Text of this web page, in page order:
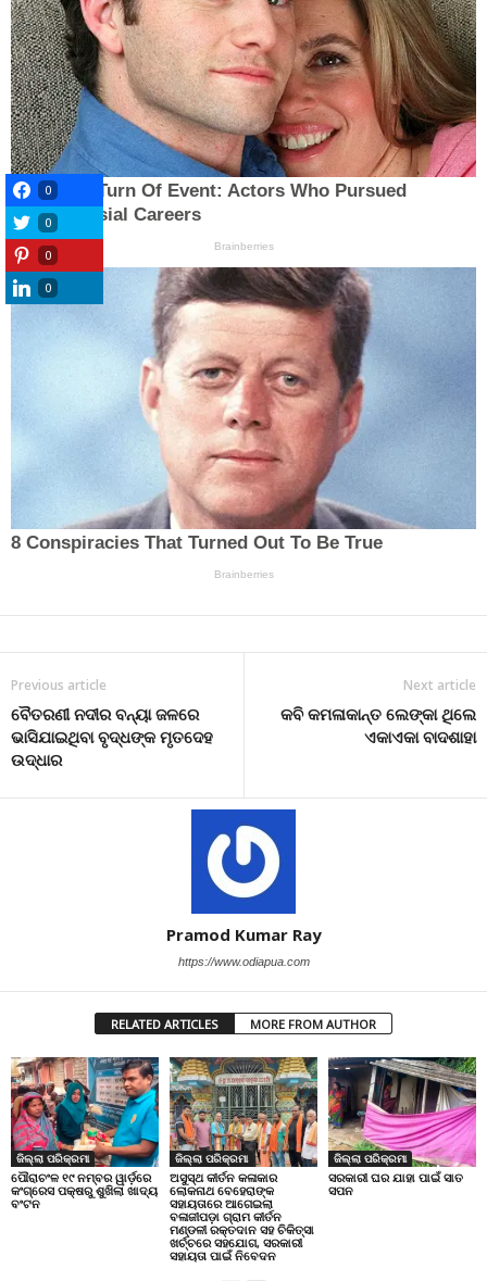
Previous article
ବୈତରଣୀ ନଦୀର ବନ୍ୟା ଜଳରେ
ଭାସିଯାଇଥିବା ବୃଦ୍ଧଙ୍କ ମୃତଦେହ
ଉଦ୍ଧାର
Next article
କବି କମଳାକାନ୍ତ ଲେଙ୍କା ଥିଲେ
ଏକାଏକା ବାଦଶାହା
Pramod Kumar Ray
https://www.odiapua.com
RELATED ARTICLES MORE FROM AUTHOR
ଜିଲ୍ଲା ପରିକ୍ରମା
ପୌରାଚଂଳ ୧୯ ନମ୍ବର ୱାର୍ଡ଼ରେ
କଂଗ୍ରେସ ପକ୍ଷରୁ ଶୁଖିଲା ଖାଦ୍ୟ
ବଂଟନ
ଜିଲ୍ଲା ପରିକ୍ରମା
ଅସୁସ୍ଥ କୀର୍ତନ କଳାକାର
ଲୋକନାଥ ବେହେରାଙ୍କ
ସହାୟତାରେ ଆଗେଇଲା
ବଳାଜୀପଡ଼ା ଗ୍ରାମ କୀର୍ତନ
ମଣ୍ଡଳୀ ରକ୍ତଦାନ ସହ ଚିକିତ୍ସା
ଖର୍ଚ୍ଚରେ ସହଯୋଗ, ସରକାରୀ
ସହାୟତା ପାଇଁ ନିବେଦନ
ଜିଲ୍ଲା ପରିକ୍ରମା
ସରକାରୀ ଘର ଯାହା ପାଇଁ ସାତ
ସପନ
0
0
0
0